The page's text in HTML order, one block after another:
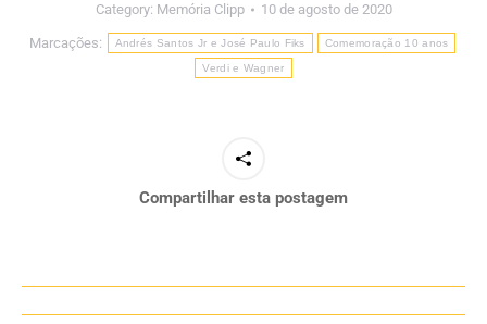
Category: Memória Clipp 10 de agosto de 2020
Marcações: Andrés Santos Jr e José Paulo Fiks Comemoração 10 anos
Verdi e Wagner
Compartilhar esta postagem
Navegação